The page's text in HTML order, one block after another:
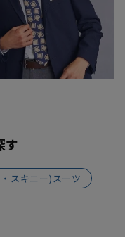
す
スキニー)スーツ